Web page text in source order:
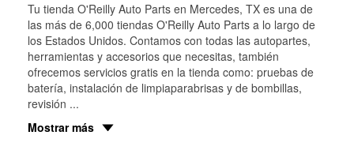
Tu tienda O'Reilly Auto Parts en Mercedes, TX es una de
las más de 6,000 tiendas O'Reilly Auto Parts a lo largo de
los Estados Unidos. Contamos con todas las autopartes,
herramientas y accesorios que necesitas, también
ofrecemos servicios gratis en la tienda como: pruebas de
batería, instalación de limpiaparabrisas y de bombillas,
revisión ...
Mostrar más